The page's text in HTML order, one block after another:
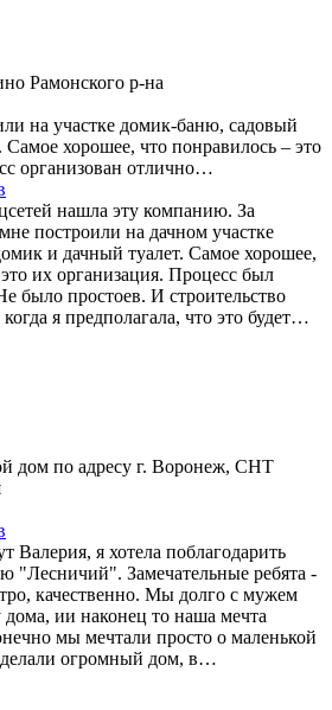
Рамонского р-на
на участке домик-баню, садовый
хорошее, что понравилось – это
организован отлично…
нашла эту компанию. За
построили на дачном участке
и дачный туалет. Самое хорошее,
их организация. Процесс был
было простоев. И строительство
я предполагала, что это будет…
дом по адресу г. Воронеж, СНТ
Валерия, я хотела поблагодарить
"Лесничий". Замечательные ребята -
качественно. Мы долго с мужем
ии наконец то наша мечта
мы мечтали просто о маленькой
огромный дом, в…